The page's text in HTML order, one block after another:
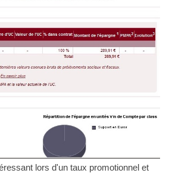
lors d'un taux promotionnel et